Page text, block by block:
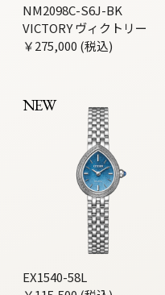
NM2098C-S6J-BK
VICTORY ヴィクトリー
￥275,000 (税込)
NEW
EX1540-58L